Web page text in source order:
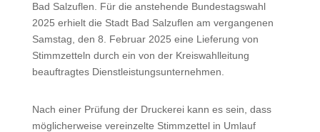
Bad Salzuflen. Für die anstehende Bundestagswahl
2025 erhielt die Stadt Bad Salzuflen am vergangenen
Samstag, den 8. Februar 2025 eine Lieferung von
Stimmzetteln durch ein von der Kreiswahlleitung
beauftragtes Dienstleistungsunternehmen.
Nach einer Prüfung der Druckerei kann es sein, dass
möglicherweise vereinzelte Stimmzettel in Umlauf